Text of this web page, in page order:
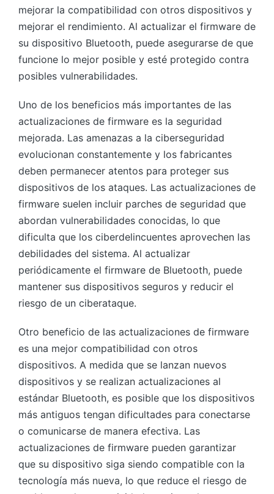
mejorar la compatibilidad con otros dispositivos y
mejorar el rendimiento. Al actualizar el firmware de
su dispositivo Bluetooth, puede asegurarse de que
funcione lo mejor posible y esté protegido contra
posibles vulnerabilidades.
Uno de los beneficios más importantes de las
actualizaciones de firmware es la seguridad
mejorada. Las amenazas a la ciberseguridad
evolucionan constantemente y los fabricantes
deben permanecer atentos para proteger sus
dispositivos de los ataques. Las actualizaciones de
firmware suelen incluir parches de seguridad que
abordan vulnerabilidades conocidas, lo que
dificulta que los ciberdelincuentes aprovechen las
debilidades del sistema. Al actualizar
periódicamente el firmware de Bluetooth, puede
mantener sus dispositivos seguros y reducir el
riesgo de un ciberataque.
Otro beneficio de las actualizaciones de firmware
es una mejor compatibilidad con otros
dispositivos. A medida que se lanzan nuevos
dispositivos y se realizan actualizaciones al
estándar Bluetooth, es posible que los dispositivos
más antiguos tengan dificultades para conectarse
o comunicarse de manera efectiva. Las
actualizaciones de firmware pueden garantizar
que su dispositivo siga siendo compatible con la
tecnología más nueva, lo que reduce el riesgo de